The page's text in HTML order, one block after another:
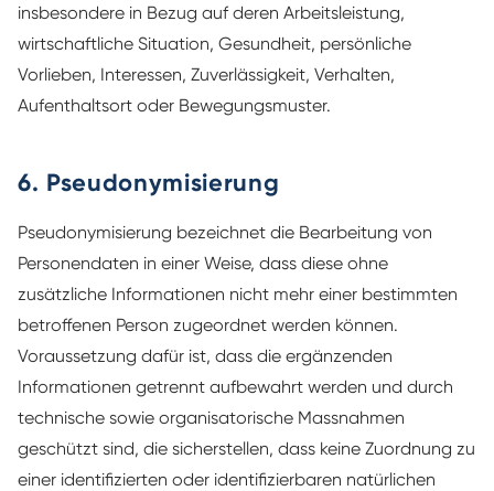
insbesondere in Bezug auf deren Arbeitsleistung,
wirtschaftliche Situation, Gesundheit, persönliche
Vorlieben, Interessen, Zuverlässigkeit, Verhalten,
Aufenthaltsort oder Bewegungsmuster.
6. Pseudonymisierung
Pseudonymisierung bezeichnet die Bearbeitung von
Personendaten in einer Weise, dass diese ohne
zusätzliche Informationen nicht mehr einer bestimmten
betroffenen Person zugeordnet werden können.
Voraussetzung dafür ist, dass die ergänzenden
Informationen getrennt aufbewahrt werden und durch
technische sowie organisatorische Massnahmen
geschützt sind, die sicherstellen, dass keine Zuordnung zu
einer identifizierten oder identifizierbaren natürlichen